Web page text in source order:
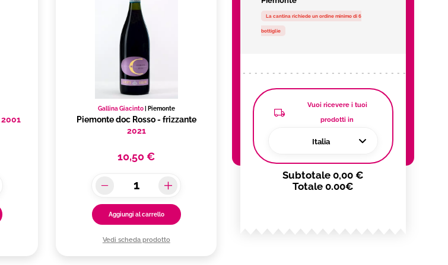
2001
Gallina Giacinto| Piemonte
Piemonte doc Rosso - frizzante
2021
10,50 €
Aggiungi al carrello
Vedi scheda prodotto
La cantina richiede un ordine minimo di 6
bottiglie
Vuoi ricevere i tuoi
prodotti in
Italia
Subtotale 0,00 €
Totale 0.00€